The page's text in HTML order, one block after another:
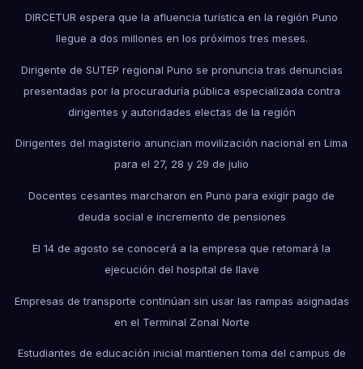
DIRCETUR espera que la afluencia turística en la región Puno
llegue a dos millones en los próximos tres meses.
Dirigente de SUTEP regional Puno se pronuncia tras denuncias
presentadas por la procuraduría pública especializada contra
dirigentes y autoridades electas de la región
Dirigentes del magisterio anuncian movilización nacional en Lima
para el 27, 28 y 29 de julio
Docentes cesantes marcharon en Puno para exigir pago de
deuda social e incremento de pensiones
El 14 de agosto se conocerá a la empresa que retomará la
ejecución del hospital de Ilave
Empresas de transporte continúan sin usar las rampas asignadas
en el Terminal Zonal Norte
Estudiantes de educación inicial mantienen toma del campus de